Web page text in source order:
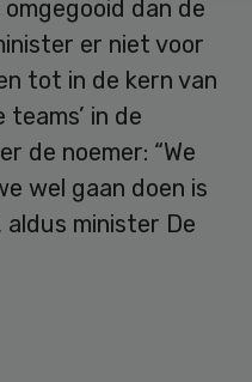
dan de
er niet voor
tot in de kern van
in de
de noemer: “We
wel gaan doen is
minister De